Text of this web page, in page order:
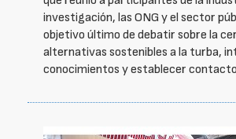
investigación, las ONG y el sector
objetivo último de debatir sobre la
alternativas sostenibles a la turba,
conocimientos y establecer